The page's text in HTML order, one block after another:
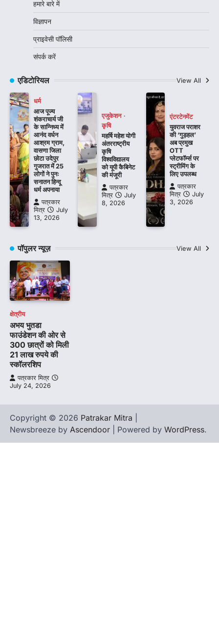
हमारे बारे में
विज्ञापन
प्राइवेसी पॉलिसी
संपर्क करें
एडिटोरियल View All
धर्म
आज पूज्य
शंकराचार्य जी
के सान्निध्य में
आनंद वर्धन
आश्रम ग्राम,
वासणा जिला
छोटा उदेपुर
गुजरात में 25
लोगों ने पुनः
सनातन हिन्दू
धर्म अपनाया
पत्रकार
मित्र
July
13, 2026
एजुकेशन
कृषि
महर्षि महेश योगी
अंतरराष्ट्रीय
कृषि
विश्वविद्यालय
को यूपी कैबिनेट
की मंजूरी
पत्रकार
मित्र
July
8, 2026
एंटरटेनमेंट
युवराज पराशर
की ‘गुड़हल’
अब प्रमुख
OTT
प्लेटफॉर्म्स पर
स्ट्रीमिंग के
लिए उपलब्ध
पत्रकार
मित्र
July
3, 2026
पॉपुलर न्यूज़ View All
क्षेत्रीय
अभय भुतडा
फाउंडेशन की ओर से
300 छात्रों को मिली
21 लाख रुपये की
स्कॉलरशिप
पत्रकार मित्र
July 24, 2026
Copyright © 2026 Patrakar Mitra
Newsbreeze by Ascendoor | Powered by WordPress.